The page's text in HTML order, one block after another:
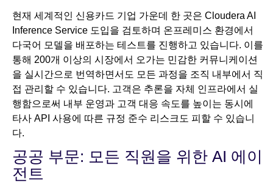
현재 세계적인 신용카드 기업 가운데 한 곳은 Cloudera AI
Inference Service 도입을 검토하며 온프레미스 환경에서
다국어 모델을 배포하는 테스트를 진행하고 있습니다. 이를
통해 200개 이상의 시장에서 오가는 민감한 커뮤니케이션
을 실시간으로 번역하면서도 모든 과정을 조직 내부에서 직
접 관리할 수 있습니다. 고객은 추론을 자체 인프라에서 실
행함으로써 내부 운영과 고객 대응 속도를 높이는 동시에
타사 API 사용에 따른 규정 준수 리스크도 피할 수 있습니
다.
공공 부문: 모든 직원을 위한 AI 에이
전트